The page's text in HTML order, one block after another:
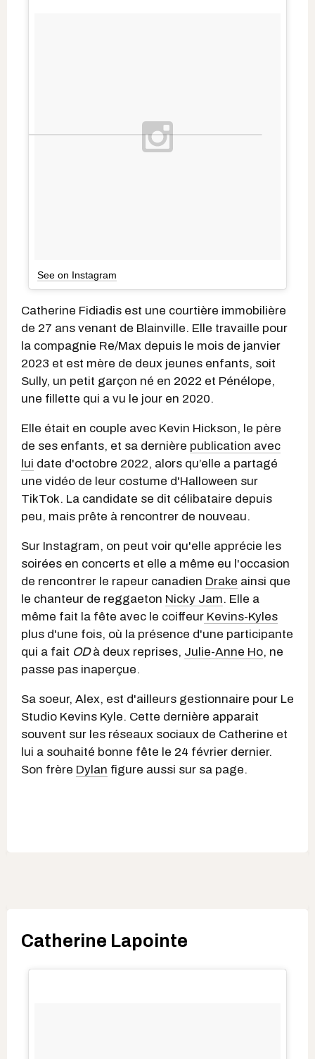
See on Instagram
Catherine Fidiadis est une courtière immobilière
de 27 ans venant de Blainville. Elle travaille pour
la compagnie Re/Max depuis le mois de janvier
2023 et est mère de deux jeunes enfants, soit
Sully, un petit garçon né en 2022 et Pénélope,
une fillette qui a vu le jour en 2020.
Elle était en couple avec Kevin Hickson, le père
de ses enfants, et sa dernière publication avec
lui date d'octobre 2022, alors qu’elle a partagé
une vidéo de leur costume d'Halloween sur
TikTok. La candidate se dit célibataire depuis
peu, mais prête à rencontrer de nouveau.
Sur Instagram, on peut voir qu'elle apprécie les
soirées en concerts et elle a même eu l'occasion
de rencontrer le rapeur canadien Drake ainsi que
le chanteur de reggaeton Nicky Jam. Elle a
même fait la fête avec le coiffeur Kevins-Kyles
plus d'une fois, où la présence d'une participante
qui a fait ODà deux reprises, Julie-Anne Ho, ne
passe pas inaperçue.
Sa soeur, Alex, est d'ailleurs gestionnaire pour Le
Studio Kevins Kyle. Cette dernière apparait
souvent sur les réseaux sociaux de Catherine et
lui a souhaité bonne fête le 24 février dernier.
Son frère Dylan figure aussi sur sa page.
Catherine Lapointe